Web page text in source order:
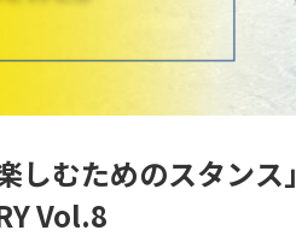
しむためのスタン
Vol.8